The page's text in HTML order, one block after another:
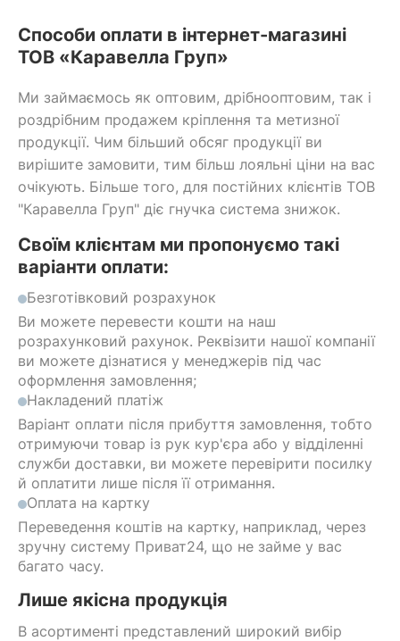
Способи оплати в інтернет-магазині
ТОВ «Каравелла Груп»
Ми займаємось як оптовим, дрібнооптовим, так і
роздрібним продажем кріплення та метизної
продукції. Чим більший обсяг продукції ви
вирішите замовити, тим більш лояльні ціни на вас
очікують. Більше того, для постійних клієнтів ТОВ
"Каравелла Груп" діє гнучка система знижок.
Своїм клієнтам ми пропонуємо такі
варіанти оплати:
Безготівковий розрахунок
Ви можете перевести кошти на наш
розрахунковий рахунок. Реквізити нашої компанії
ви можете дізнатися у менеджерів під час
оформлення замовлення;
Накладений платіж
Варіант оплати після прибуття замовлення, тобто
отримуючи товар із рук кур'єра або у відділенні
служби доставки, ви можете перевірити посилку
й оплатити лише після її отримання.
Оплата на картку
Переведення коштів на картку, наприклад, через
зручну систему Приват24, що не займе у вас
багато часу.
Лише якісна продукція
В асортименті представлений широкий вибір